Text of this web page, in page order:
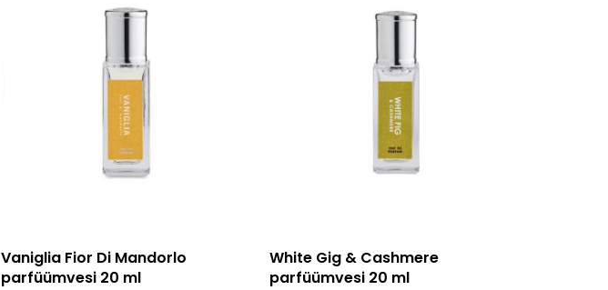
Lisa korvi
Vaniglia Fior Di Mandorlo
parfüümvesi 20 ml
Lisa korvi
White Gig & Cashmere
parfüümvesi 20 ml